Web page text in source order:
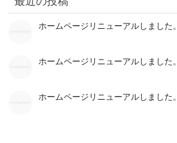
ホームページリニューアルしました。
ホームページリニューアルしました。
ホームページリニューアルしました。